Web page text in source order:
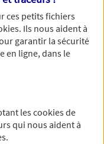
vous concernant. Pour
ces petits fichiers
. Ils nous aident à
garantir la sécurité
en ligne, dans le
lescookiesde
qui nous aident à